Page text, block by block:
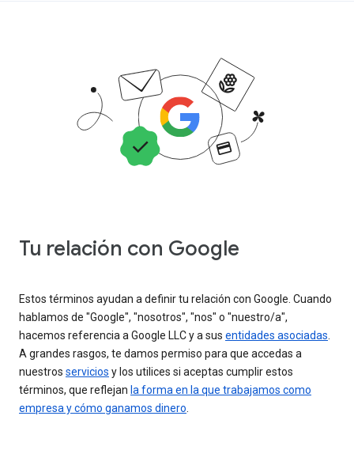
Tu relación con Google
Estos términos ayudan a definir tu relación con Google. Cuando
hablamos de "Google", "nosotros", "nos" o "nuestro/a",
hacemos referencia a Google LLC y a sus entidades asociadas
A grandes rasgos, te damos permiso para que accedas a
nuestros servicios y los utilices si aceptas cumplir estos
términos, que reflejan la forma en la que trabajamos como
empresa y cómo ganamos dinero